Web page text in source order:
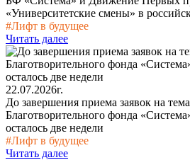
«Университетские смены» в
#Лифт в будущее
Читать далее
22.07.2026г.
До завершения приема заявок на
Благотворительного фонда
осталось две недели
#Лифт в будущее
Читать далее